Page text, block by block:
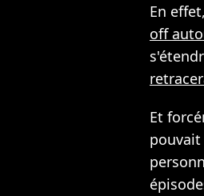
En
off
Et